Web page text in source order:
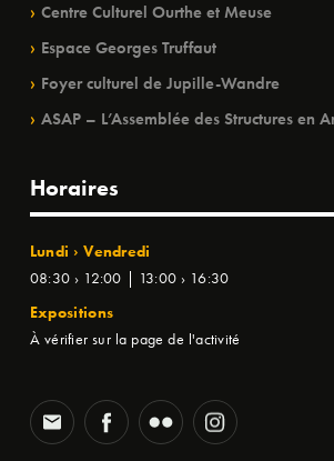
Centre Culturel Ourthe et Meuse
Espace Georges Truffaut
Foyer culturel de Jupille-Wandre
ASAP – L’Assemblée des Structures en
Horaires
Lundi › Vendredi
08:30 › 12:00 | 13:00 › 16:30
Expositions
À vérifier sur la page de l'activité